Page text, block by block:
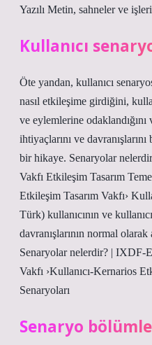
Yazılı Metin, sahneler ve
Kullanıcı
Öte yandan, kullanıcı
nasıl etkileşime girdiğini,
ve eylemlerine odaklandığını
ihtiyaçlarını ve
bir hikaye. Senaryolar
Vakfı Etkileşim Tasarım
Etkileşim Tasarım Vakfı›
Türk) kullanıcının ve
davranışlarının normal olarak
Senaryolar nelerdir? | IXDF-
Vakfı ›Kullanıcı-Kernarios
Senaryoları
Senaryo